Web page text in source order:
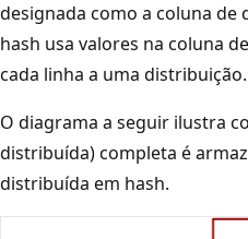
designada como a coluna de
hash usa valores na coluna
cada linha a uma distribuição.
O diagrama a seguir ilustra
distribuída) completa é
distribuída em hash.